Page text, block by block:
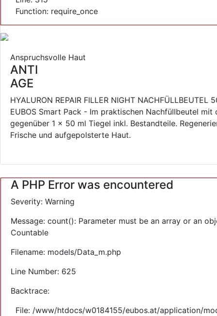
Function: require_once
Anspruchsvolle Haut
ANTI
AGE
HYALURON REPAIR FILLER NIGHT NACHFÜLLBEUTEL
EUBOS Smart Pack - Im praktischen Nachfüllbeutel mit
gegenüber 1 x 50 ml Tiegel inkl. Bestandteile.
Frische und aufgepolsterte Haut.
A PHP Error was encountered
Severity: Warning
Message: count(): Parameter must be an array or an
Countable
Filename: models/Data_m.php
Line Number: 625
Backtrace:
File: /www/htdocs/w0184155/eubos.at/application/